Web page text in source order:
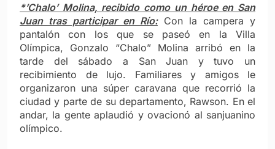
*’Chalo’ Molina, recibido como un héroe en San
Juan tras participar en Río:Con la campera y
pantalón con los que se paseó en la Villa
Olímpica, Gonzalo “Chalo” Molina arribó en la
tarde del sábado a San Juan y tuvo un
recibimiento de lujo. Familiares y amigos le
organizaron una súper caravana que recorrió la
ciudad y parte de su departamento, Rawson. En el
andar, la gente aplaudió y ovacionó al sanjuanino
olímpico.